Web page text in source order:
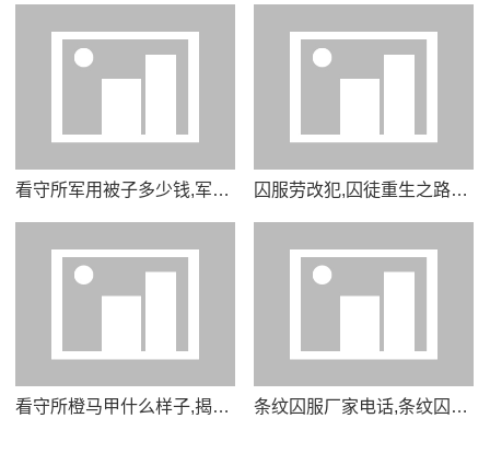
看守所军用被子多少钱,军用被子价格揭秘看守所采购内幕曝光 囚服劳改犯,囚徒重生之路从劳改服到新生活
看守所橙马甲什么样子,揭秘看守所橙马甲背后的真实样貌 条纹囚服厂家电话,条纹囚服定制热线专业厂家直供品质保障